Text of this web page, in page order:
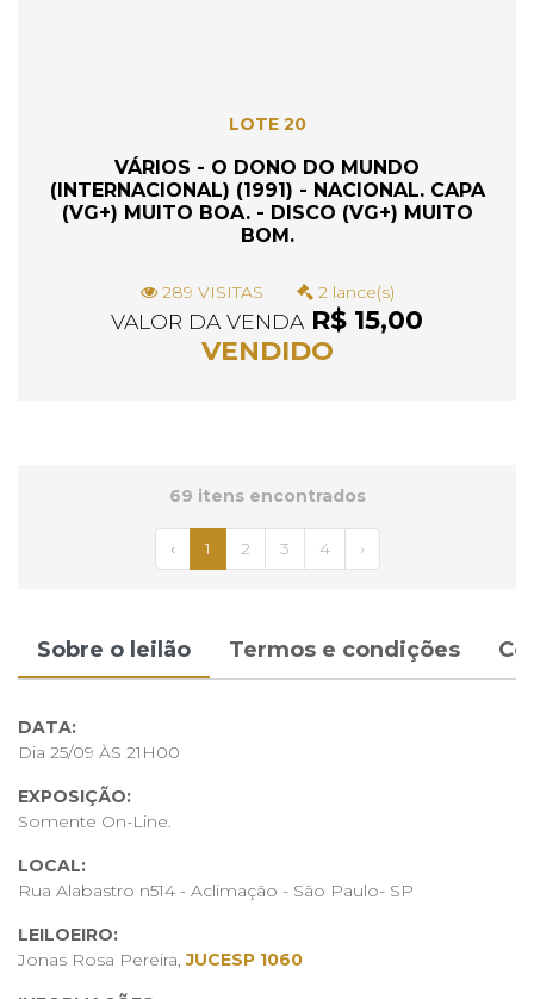
LOTE 20
VÁRIOS - O DONO DO MUNDO
(INTERNACIONAL) (1991) - NACIONAL. CAPA
(VG+) MUITO BOA. - DISCO (VG+) MUITO
BOM.
289 VISITAS 2 lance(s)
VALOR DA VENDAR$ 15,00
VENDIDO
69 itens encontrados
‹ 1 2 3 4 ›
Sobre o leilão Termos e condições
DATA:
Dia 25/09 ÀS 21H00
EXPOSIÇÃO:
Somente On-Line.
LOCAL:
Rua Alabastro n514 - Aclimação - São Paulo- SP
LEILOEIRO:
Jonas Rosa Pereira,JUCESP 1060